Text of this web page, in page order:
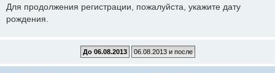
Для продолжения регистрации, пожалуйста, укажите дату
рождения.